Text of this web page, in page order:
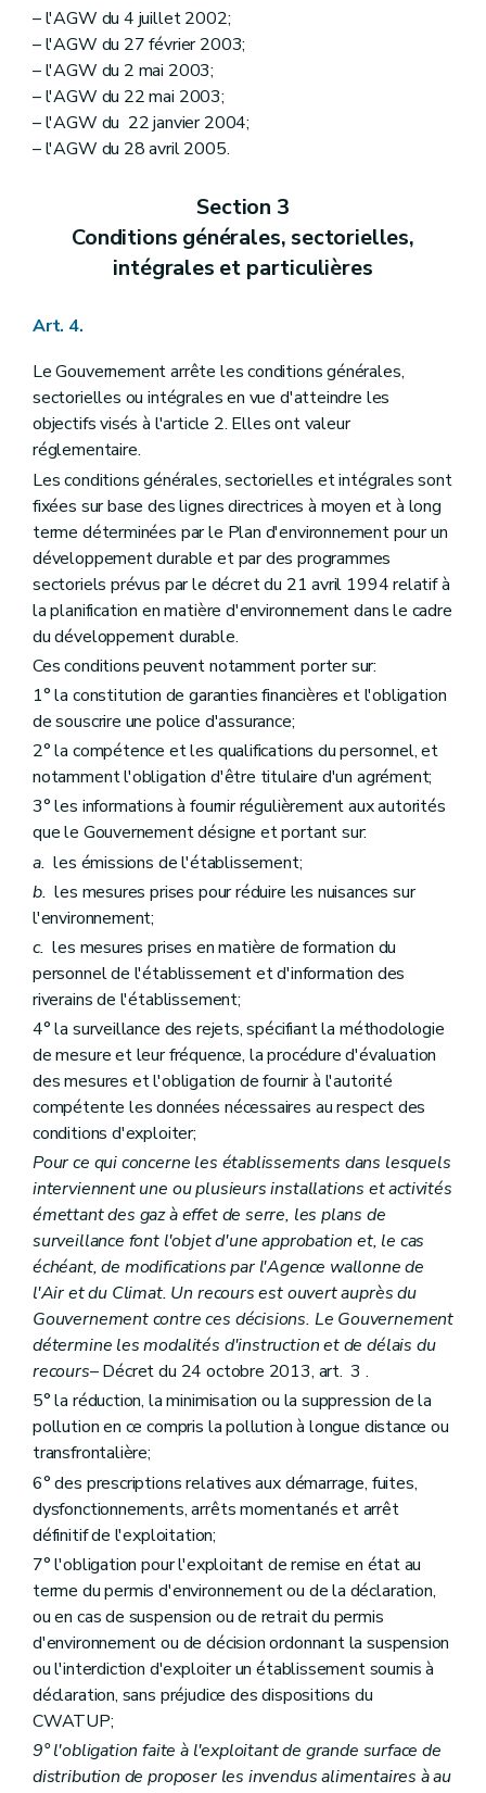
– l'AGW du 4 juillet 2002;
– l'AGW du 27 février 2003;
– l'AGW du 2 mai 2003;
– l'AGW du 22 mai 2003;
– l'AGW du 22 janvier 2004;
– l'AGW du 28 avril 2005.
Section 3
Conditions générales, sectorielles,
intégrales et particulières
Art. 4.
Le Gouvernement arrête les conditions générales,
sectorielles ou intégrales en vue d'atteindre les
objectifs visés à l'article 2. Elles ont valeur
réglementaire.
Les conditions générales, sectorielles et intégrales sont
fixées sur base des lignes directrices à moyen et à long
terme déterminées par le Plan d'environnement pour un
développement durable et par des programmes
sectoriels prévus par le décret du 21 avril 1994 relatif à
la planification en matière d'environnement dans le cadre
du développement durable.
Ces conditions peuvent notamment porter sur:
1° la constitution de garanties financières et l'obligation
de souscrire une police d'assurance;
2° la compétence et les qualifications du personnel, et
notamment l'obligation d'être titulaire d'un agrément;
3° les informations à fournir régulièrement aux autorités
que le Gouvernement désigne et portant sur:
a. les émissions de l'établissement;
b. les mesures prises pour réduire les nuisances sur
l'environnement;
c. les mesures prises en matière de formation du
personnel de l'établissement et d'information des
riverains de l'établissement;
4° la surveillance des rejets, spécifiant la méthodologie
de mesure et leur fréquence, la procédure d'évaluation
des mesures et l'obligation de fournir à l'autorité
compétente les données nécessaires au respect des
conditions d'exploiter;
Pour ce qui concerne les établissements dans lesquels
interviennent une ou plusieurs installations et activités
émettant des gaz à effet de serre, les plans de
surveillance font l'objet d'une approbation et, le cas
échéant, de modifications par l'Agence wallonne de
l'Air et du Climat. Un recours est ouvert auprès du
Gouvernement contre ces décisions. Le Gouvernement
détermine les modalités d'instruction et de délais du
recours– Décret du 24 octobre 2013, art. 3 .
5° la réduction, la minimisation ou la suppression de la
pollution en ce compris la pollution à longue distance ou
transfrontalière;
6° des prescriptions relatives aux démarrage, fuites,
dysfonctionnements, arrêts momentanés et arrêt
définitif de l'exploitation;
7° l'obligation pour l'exploitant de remise en état au
terme du permis d'environnement ou de la déclaration,
ou en cas de suspension ou de retrait du permis
d'environnement ou de décision ordonnant la suspension
ou l'interdiction d'exploiter un établissement soumis à
déclaration, sans préjudice des dispositions du
CWATUP;
9° l'obligation faite à l'exploitant de grande surface de
distribution de proposer les invendus alimentaires à au